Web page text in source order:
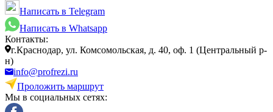
Написать в Telegram
Написать в Whatsapp
Контакты:
г.Краснодар, ул. Комсомольская, д. 40, оф. 1 (Центральный р-
н)
info@profrezi.ru
Проложить маршрут
Мы в социальных сетях: